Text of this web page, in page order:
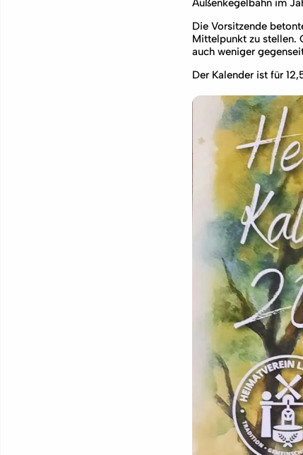
Außenkegelbahn im
Die Vorsitzende
Mittelpunkt zu stellen.
auch weniger
Der Kalender ist für